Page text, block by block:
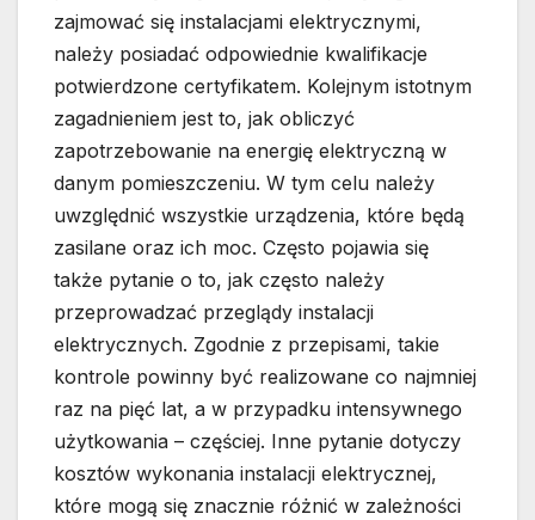
zajmować się instalacjami elektrycznymi,
należy posiadać odpowiednie kwalifikacje
potwierdzone certyfikatem. Kolejnym istotnym
zagadnieniem jest to, jak obliczyć
zapotrzebowanie na energię elektryczną w
danym pomieszczeniu. W tym celu należy
uwzględnić wszystkie urządzenia, które będą
zasilane oraz ich moc. Często pojawia się
także pytanie o to, jak często należy
przeprowadzać przeglądy instalacji
elektrycznych. Zgodnie z przepisami, takie
kontrole powinny być realizowane co najmniej
raz na pięć lat, a w przypadku intensywnego
użytkowania – częściej. Inne pytanie dotyczy
kosztów wykonania instalacji elektrycznej,
które mogą się znacznie różnić w zależności